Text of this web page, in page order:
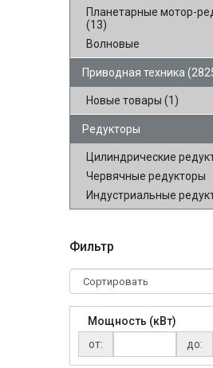
Планетарные мотор-
(13)
Волновые
Приводная техника
Новые товары (1)
Редукторы
Цилиндрические
Червячные редукторы
Индустриальные
Фильтр
Мощность (кВт)
от:
до: